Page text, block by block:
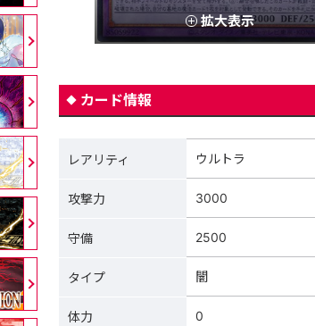
拡大表示
カード情報
レアリティ ウルトラ
攻撃力 3000
守備 2500
タイプ 闇
体力 0